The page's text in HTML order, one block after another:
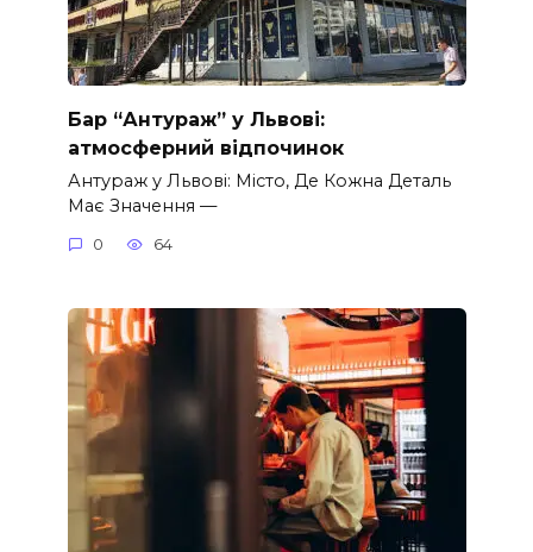
Бар “Антураж” у Львові:
атмосферний відпочинок
Антураж у Львові: Місто, Де Кожна Деталь
Має Значення —
0 64